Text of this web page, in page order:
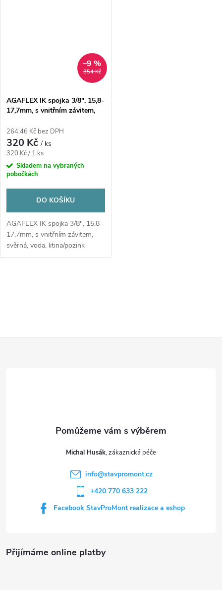
354 Kč
–9 %
AGAFLEX IK spojka 3/8", 15,8-
17,7mm, s vnitřním závitem,
264,46 Kč bez DPH
320 Kč/ ks
Měrná
cena:
320 Kč / 1 ks
Skladem na vybraných
pobočkách
DO KOŠÍKU
AGAFLEX IK spojka 3/8", 15,8-
17,7mm, s vnitřním závitem,
svěrná, voda, litina/pozink
v
Přijímáme online platby
Michal Husák
info@stavpromont.cz
+420 770 633 222
Facebook StavProMont realizace a eshop